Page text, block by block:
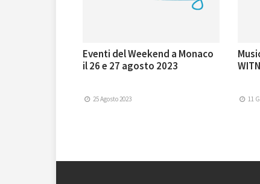
Eventi del Weekend a Monaco
il 26 e 27 agosto 2023
25 Agosto 2023 11